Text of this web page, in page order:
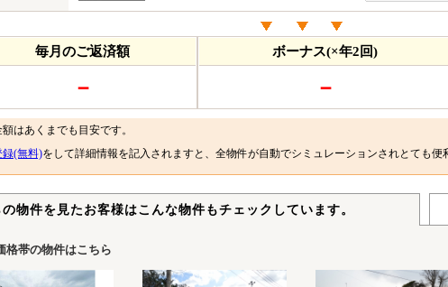
毎月のご返済額
－
ボーナス(×年2回)
－
はあくまでも目安です。
録(無料)をして詳細情報を記入されますと、全物件が自動でシミュレーションされとても便
物件を見たお客様はこんな物件もチェックしています。
格帯の物件はこちら